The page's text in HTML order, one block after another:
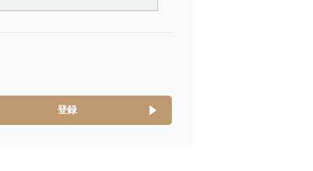
用目的の達成に必要な範
の仕組みに、これらの法
登録